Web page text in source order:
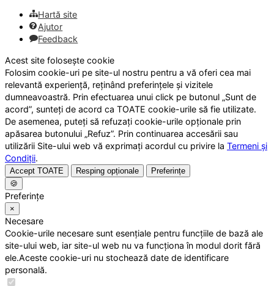
Hartă site
Ajutor
Feedback
Acest site folosește cookie
Folosim cookie-uri pe site-ul nostru pentru a vă oferi cea mai
relevantă experiență, reținând preferințele și vizitele
dumneavoastră. Prin efectuarea unui click pe butonul „Sunt de
acord”, sunteți de acord ca TOATE cookie-urile să fie utilizate.
De asemenea, puteți să refuzați cookie-urile opționale prin
apăsarea butonului „Refuz”. Prin continuarea accesării sau
utilizării Site-ului web vă exprimați acordul cu privire la Termeni și
Condiții.
Accept TOATE Resping opționale
Preferințe
🍪
Preferințe
×
Necesare
Cookie-urile necesare sunt esențiale pentru funcțiile de bază ale
site-ului web, iar site-ul web nu va funcționa în modul dorit fără
ele.Aceste cookie-uri nu stochează date de identificare
personală.